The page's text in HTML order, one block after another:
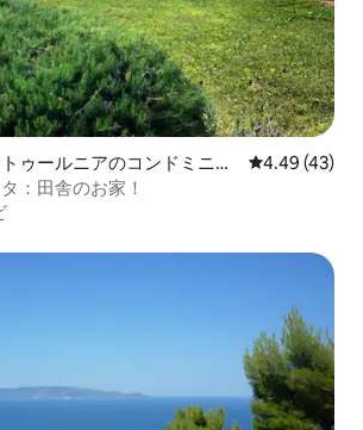
ゥールニアのコンドミニア
レビュー43
4.49 (43)
：田舎のお家！